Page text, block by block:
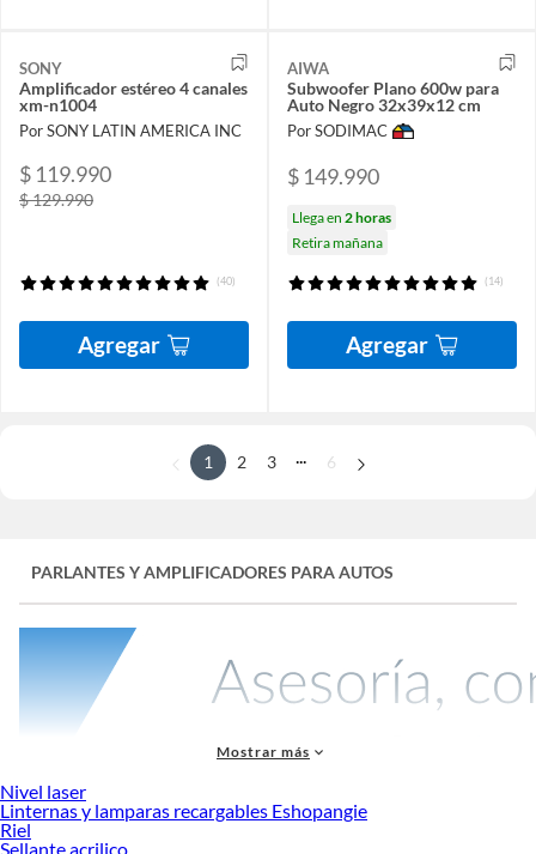
SONY
Amplificador estéreo 4 canales
xm-n1004
Por SONY LATIN AMERICA INC
$ 119.990
$ 129.990
(40)
Agregar
AIWA
Subwoofer Plano 600w para
Auto Negro 32x39x12 cm
Por SODIMAC
$ 149.990
Llega en 2 horas
Retira mañana
(14)
Agregar
1 2 3 ... 6
PARLANTES Y AMPLIFICADORES PARA AUTOS
Disfruta de un sonido envolvente mientras conduces con los mejores
Mostrar más
Nivel laser
Linternas y lamparas recargables Eshopangie
Riel
Sellante acrilico